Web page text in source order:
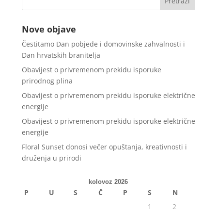
Nove objave
Čestitamo Dan pobjede i domovinske zahvalnosti i
Dan hrvatskih branitelja
Obavijest o privremenom prekidu isporuke
prirodnog plina
Obavijest o privremenom prekidu isporuke električne
energije
Obavijest o privremenom prekidu isporuke električne
energije
Floral Sunset donosi večer opuštanja, kreativnosti i
druženja u prirodi
kolovoz 2026
P U S Č P S
N
1
2